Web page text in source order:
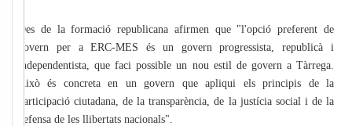
Des de la formació republicana afirmen que "l'opció preferent de
govern per a ERC-MES és un govern progressista, republicà i
independentista, que faci possible un nou estil de govern a Tàrrega.
Això és concreta en un govern que apliqui els principis de la
participació ciutadana, de la transparència, de la justícia social i de la
defensa de les llibertats nacionals".